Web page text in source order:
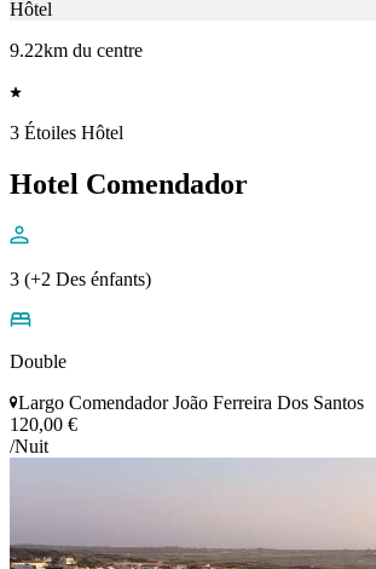
Hôtel
9.22km du centre
3 Étoiles Hôtel
Hotel Comendador
3 (+2 Des énfants)
Double
Largo Comendador João Ferreira Dos Santos
120,00 €
/Nuit